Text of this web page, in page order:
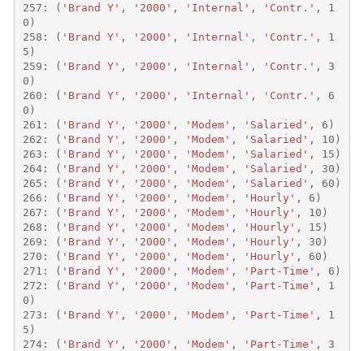
257 : ( 'Brand Y' , '2000' , 'Internal' , 'Contr.' ,
1
0 )
258 : ( 'Brand Y' , '2000' , 'Internal' , 'Contr.' ,
1
5 )
259 : ( 'Brand Y' , '2000' , 'Internal' , 'Contr.' ,
3
0 )
260 : ( 'Brand Y' , '2000' , 'Internal' , 'Contr.' ,
6
0 )
261 : ( 'Brand Y' , '2000' , 'Modem' , 'Salaried' , 6 )
262 : ( 'Brand Y' , '2000' , 'Modem' , 'Salaried' , 10 )
263 : ( 'Brand Y' , '2000' , 'Modem' , 'Salaried' , 15 )
264: ( 'Brand Y' , '2000' , 'Modem' , 'Salaried' , 30 )
265 : ( 'Brand Y' , '2000' , 'Modem' , 'Salaried' , 60 )
266 : ( 'Brand Y' , '2000' , 'Modem' , 'Hourly' , 6 )
267 : ( 'Brand Y' , '2000' , 'Modem' , 'Hourly' , 10 )
268 : ( 'Brand Y' , '2000' , 'Modem' , 'Hourly' , 15 )
269 : ( 'Brand Y' , '2000' , 'Modem' , 'Hourly' , 30 )
270 : ( 'Brand Y' , '2000' , 'Modem' , 'Hourly' , 60 )
271 : ( 'Brand Y' , '2000' , 'Modem' , 'Part-Time' , 6 )
272 : ( 'Brand Y' , '2000' , 'Modem' , 'Part-Time' ,
1
0 )
273 : ( 'Brand Y' , '2000' , 'Modem' , 'Part-Time' ,
1
5 )
274: ( 'Brand Y' , '2000' , 'Modem' , 'Part-Time' ,
3